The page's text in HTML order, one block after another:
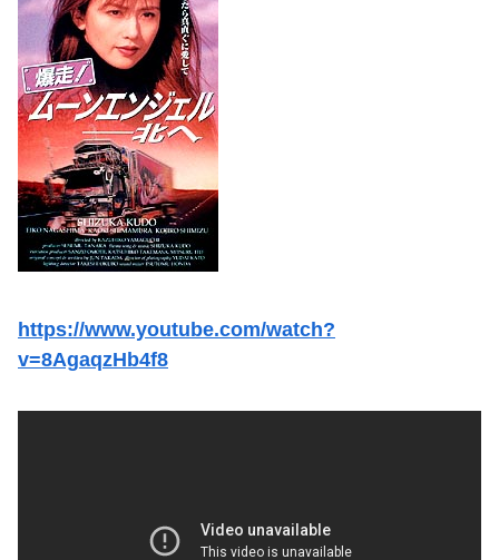
https://www.youtube.com/watch?
v=8AgaqzHb4f8